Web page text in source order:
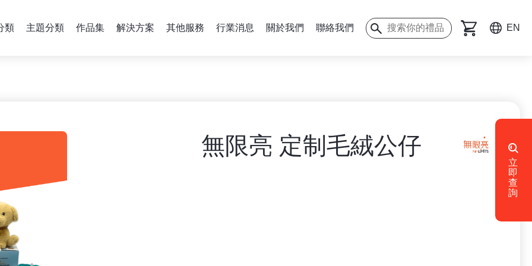
類 主題分類 作品集 解決方案 其他服務 行業消息 關於我們 聯絡我們 EN
無限亮 定制毛絨公仔
立
即
查
詢